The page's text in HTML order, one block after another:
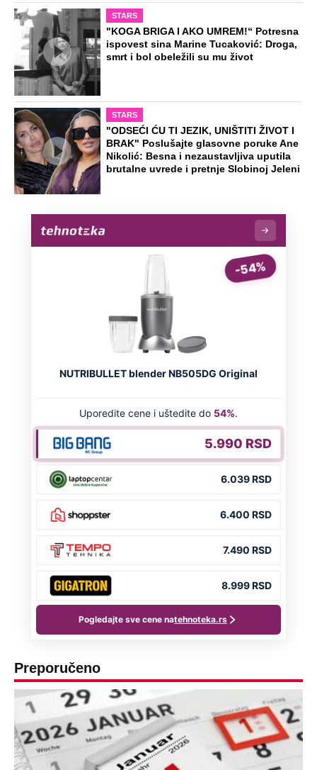
STARS
"KOGA BRIGA I AKO UMREM!“ Potresna
ispovest sina Marine Tucaković: Droga,
smrt i bol obeležili su mu život
STARS
"ODSEĆI ĆU TI JEZIK, UNIŠTITI ŽIVOT I
BRAK" Poslušajte glasovne poruke Ane
Nikolić: Besna i nezaustavljiva uputila
brutalne uvrede i pretnje Slobinoj Jeleni
Preporučeno